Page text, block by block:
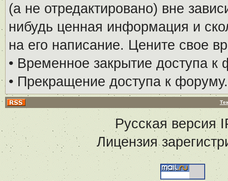
(а не отредактировано) вне
нибудь ценная информация и
на его написание. Цените свое
• Временное закрытие доступа к
• Прекращение доступа к форуму.
Русская версия
Лицензия